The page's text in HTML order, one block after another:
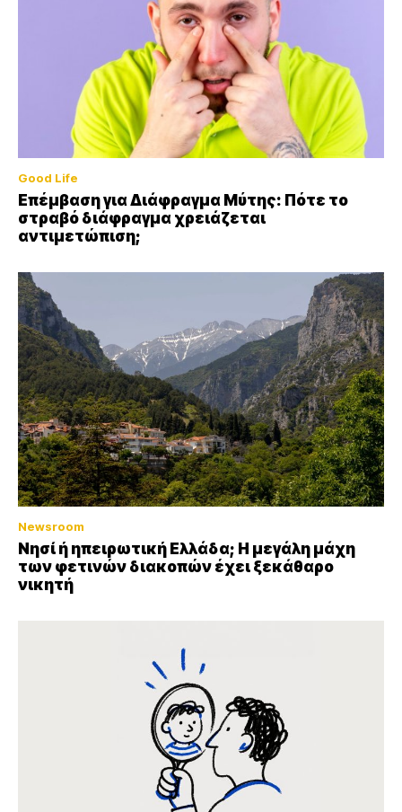
Good Life
Επέμβαση για Διάφραγμα Μύτης: Πότε το
στραβό διάφραγμα χρειάζεται
αντιμετώπιση;
Newsroom
Νησί ή ηπειρωτική Ελλάδα; Η μεγάλη μάχη
των φετινών διακοπών έχει ξεκάθαρο
νικητή